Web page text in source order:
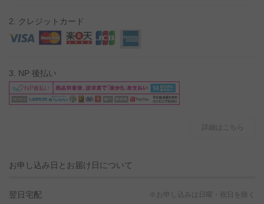
2. クレジットカード
3. NP 後払い
詳細はこちら
お申し込み日とお届け日について
翌日宅配 ※お申し込みは日曜・祝日を除く